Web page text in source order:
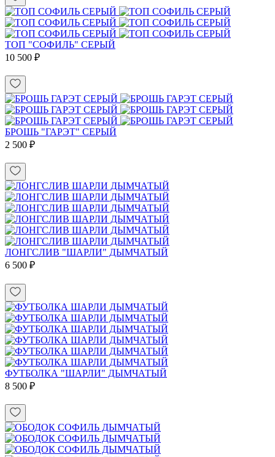
ТОП "СОФИЛЬ" СЕРЫЙ
10 500 ₽
БРОШЬ "ГАРЭТ" СЕРЫЙ
2 500 ₽
ЛОНГСЛИВ "ШАРЛИ" ДЫМЧАТЫЙ
6 500 ₽
ФУТБОЛКА "ШАРЛИ" ДЫМЧАТЫЙ
8 500 ₽